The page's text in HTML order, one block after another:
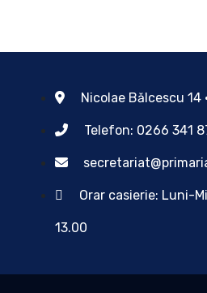
Nicolae Bălcescu 14
Telefon: 0266 341
Orar casierie: Luni-
13.00